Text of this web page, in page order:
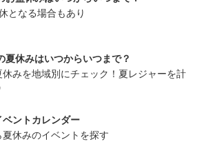
となる場合もあり
夏休みはいつからいつまで？
みを地域別にチェック！夏レジャーを計
ントカレンダー
夏休みのイベントを探す